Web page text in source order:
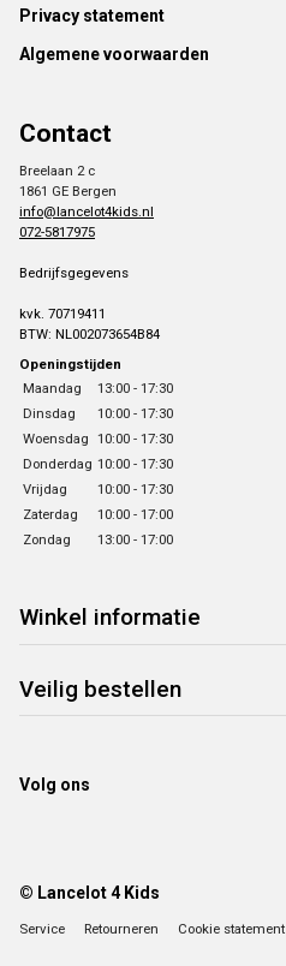
Footer
Privacy statement
Algemene voorwaarden
Contact
Breelaan 2 c
1861 GE Bergen
info@lancelot4kids.nl
072-5817975
Bedrijfsgegevens
kvk. 70719411
BTW: NL002073654B84
Openingstijden
Maandag
13:00 - 17:30
Dinsdag
10:00 - 17:30
Woensdag 10:00 - 17:30
Donderdag 10:00 - 17:30
Vrijdag
10:00 - 17:30
Zaterdag
10:00 - 17:00
Zondag
13:00 - 17:00
Winkel informatie
Veilig bestellen
Volg ons
© Lancelot 4 Kids
Service Retourneren Cookie statement